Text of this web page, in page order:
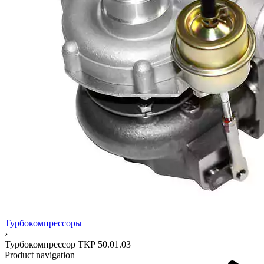
Турбокомпрессоры
›
Турбокомпрессор ТКР 50.01.03
Product navigation